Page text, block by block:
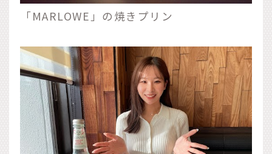
「MARLOWE」の焼きプリン